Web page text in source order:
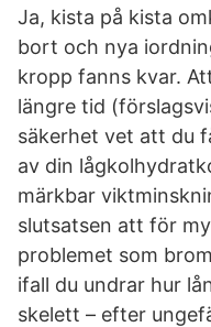
Ja, kista på kista
bort och nya
kropp fanns kvar.
längre tid
säkerhet vet att du
av din
märkbar
slutsatsen att för
problemet som
ifall du undrar hur
skelett – efter